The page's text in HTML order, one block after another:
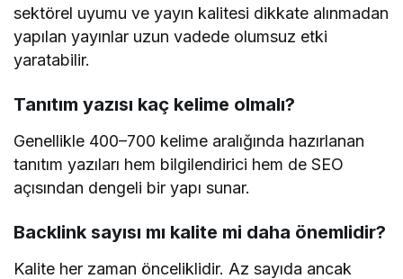
sektörel uyumu ve yayın kalitesi dikkate alınmadan
yapılan yayınlar uzun vadede olumsuz etki
yaratabilir.
Tanıtım yazısı kaç kelime olmalı?
Genellikle 400–700 kelime aralığında hazırlanan
tanıtım yazıları hem bilgilendirici hem de SEO
açısından dengeli bir yapı sunar.
Backlink sayısı mı kalite mi daha önemlidir?
Kalite her zaman önceliklidir. Az sayıda ancak